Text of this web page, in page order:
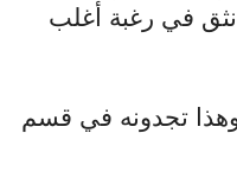
في رغبة أغلب
تجدونه في قسم